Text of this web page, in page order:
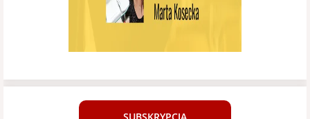
SUBSKRYPCJA